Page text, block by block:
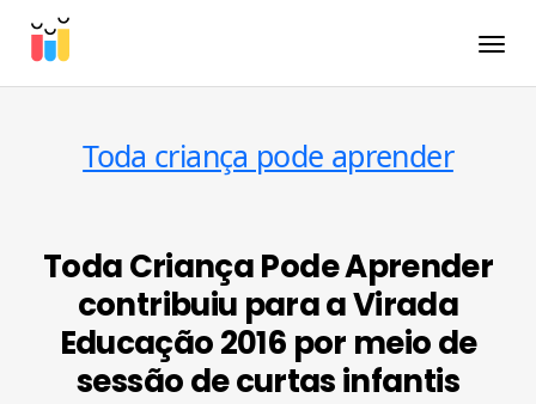
Toda criança pode aprender
Toda Criança Pode Aprender
contribuiu para a Virada
Educação 2016 por meio de
sessão de curtas infantis